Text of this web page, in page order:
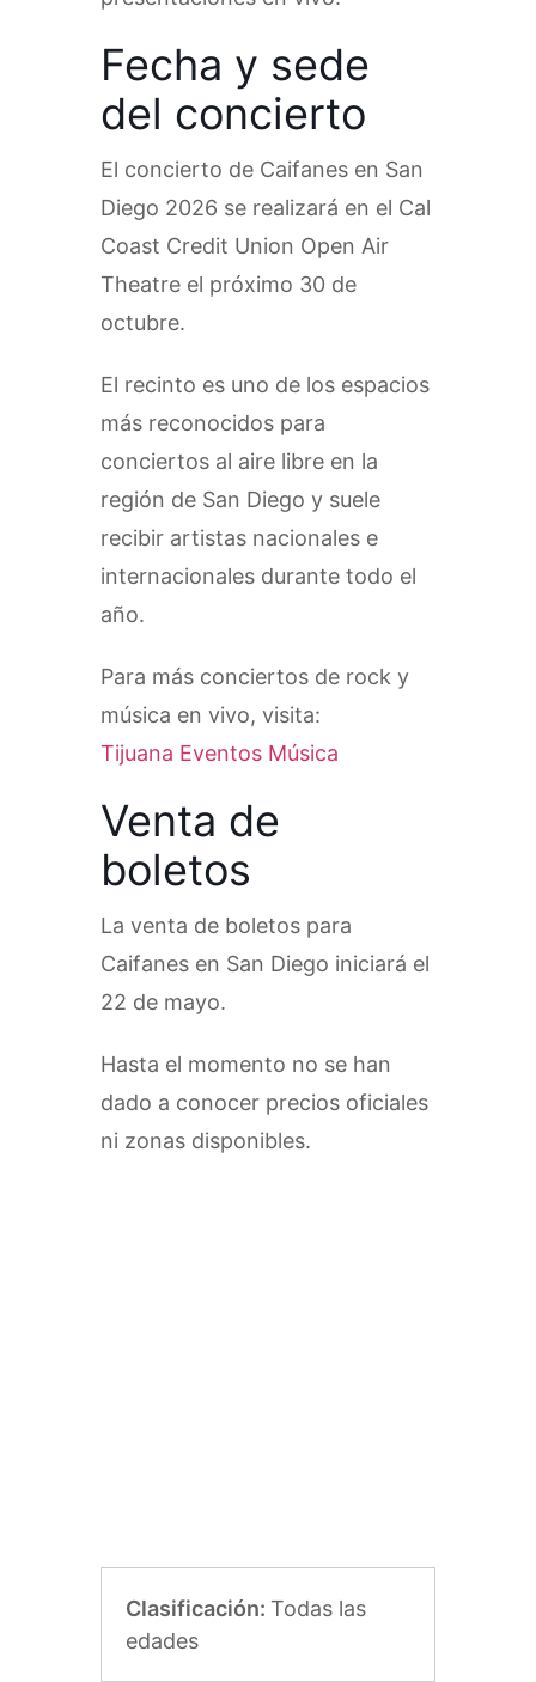
Fecha y sede
del concierto
El concierto de Caifanes en San
Diego 2026 se realizará en el Cal
Coast Credit Union Open Air
Theatre el próximo 30 de
octubre.
El recinto es uno de los espacios
más reconocidos para
conciertos al aire libre en la
región de San Diego y suele
recibir artistas nacionales e
internacionales durante todo el
año.
Para más conciertos de rock y
música en vivo, visita:
Tijuana Eventos Música
Venta de
boletos
La venta de boletos para
Caifanes en San Diego iniciará el
22 de mayo.
Hasta el momento no se han
dado a conocer precios oficiales
ni zonas disponibles.
Clasificación: Todas las
edades